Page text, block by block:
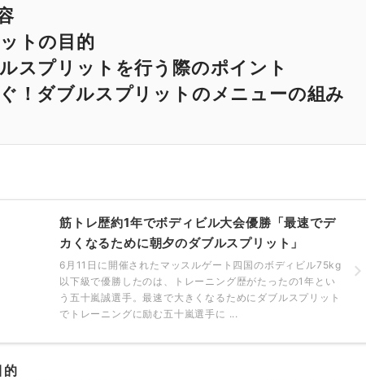
トの目的
スプリットを行う際のポイント
！ダブルスプリットのメニューの組み
筋トレ歴約1年でボディビル大会優勝「最速でデ
カくなるために朝夕のダブルスプリット」
6月11日に開催されたマッスルゲート四国のボディビル75kg
以下級で優勝したのは、トレーニング歴がたったの1年とい
う五十嵐誠選手。最速で大きくなるためにダブルスプリット
でトレーニングに励む五十嵐選手に ...
的